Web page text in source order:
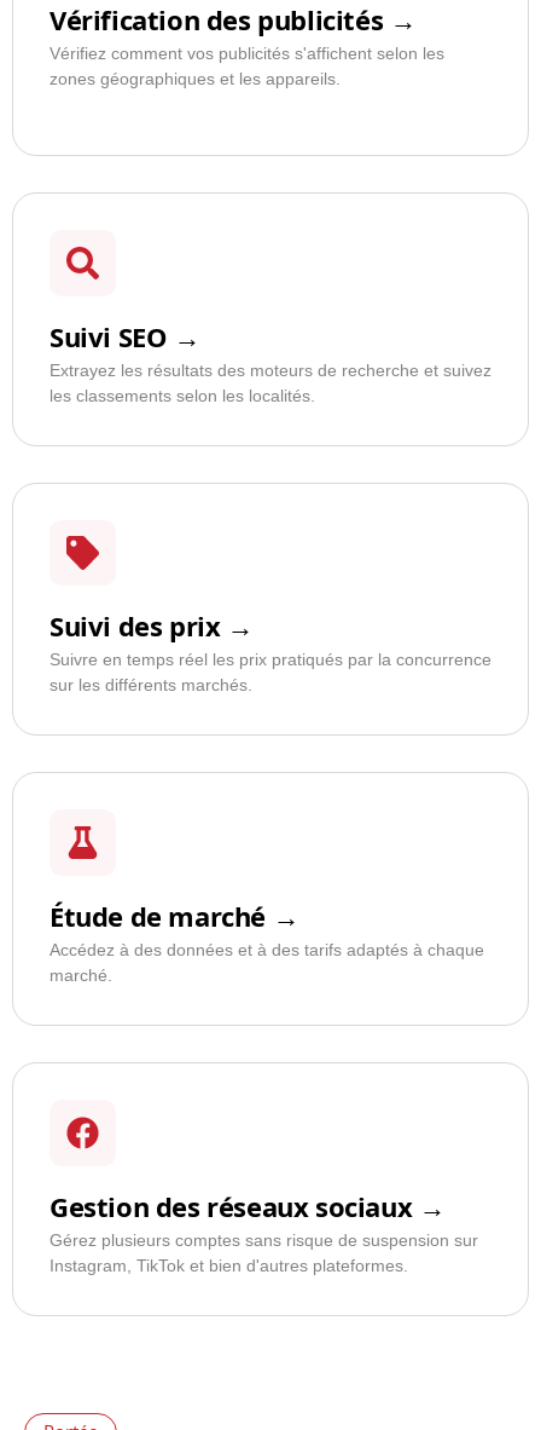
Vérification des publicités →
Vérifiez comment vos publicités s'affichent selon les
zones géographiques et les appareils.
Suivi SEO →
Extrayez les résultats des moteurs de recherche et suivez
les classements selon les localités.
Suivi des prix →
Suivre en temps réel les prix pratiqués par la concurrence
sur les différents marchés.
Étude de marché →
Accédez à des données et à des tarifs adaptés à chaque
marché.
Gestion des réseaux sociaux →
Gérez plusieurs comptes sans risque de suspension sur
Instagram, TikTok et bien d'autres plateformes.